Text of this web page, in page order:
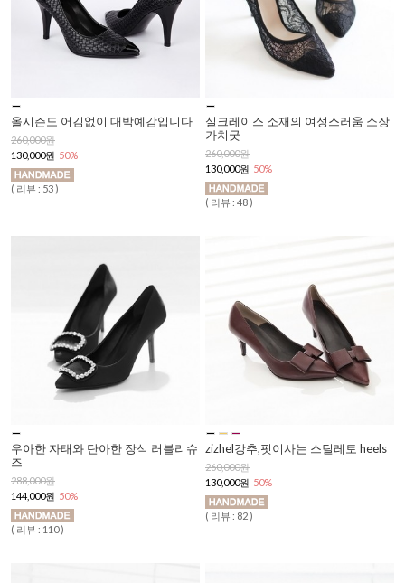
올시즌도 어김없이 대박예감입니다
260,000원
130,000원 50%
( 리뷰 : 53 )
실크레이스 소재의 여성스러움 소장
가치굿
260,000원
130,000원 50%
( 리뷰 : 48 )
우아한 자태와 단아한 장식 러블리슈
즈
288,000원
144,000원 50%
( 리뷰 : 110 )
zizhel강추,핏이사는 스틸레토 heels
260,000원
130,000원 50%
( 리뷰 : 82 )